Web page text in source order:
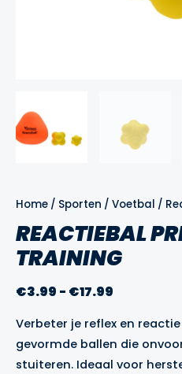
Home / Sporten / Voetbal /
REACTIEBAL
TRAINING
€3.99 - €17.99
tot
€17.99
Verbeter je reflex en
gevormde ballen die
stuiteren. Ideaal voor